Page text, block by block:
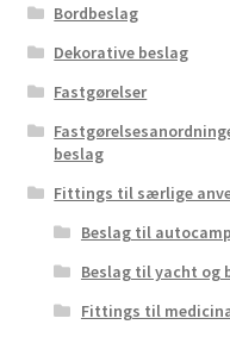
Bordbeslag
Dekorative beslag
Fastgørelser
beslag
Fittings til særlige
Beslag til
Beslag til yacht og
Fittings til